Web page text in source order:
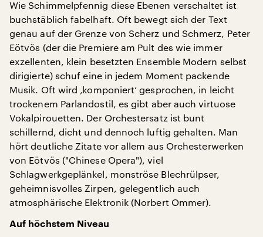
Wie Schimmelpfennig diese Ebenen verschaltet ist
buchstäblich fabelhaft. Oft bewegt sich der Text
genau auf der Grenze von Scherz und Schmerz, Peter
Eötvös (der die Premiere am Pult des wie immer
exzellenten, klein besetzten Ensemble Modern selbst
dirigierte) schuf eine in jedem Moment packende
Musik. Oft wird ‚komponiert‘ gesprochen, in leicht
trockenem Parlandostil, es gibt aber auch virtuose
Vokalpirouetten. Der Orchestersatz ist bunt
schillernd, dicht und dennoch luftig gehalten. Man
hört deutliche Zitate vor allem aus Orchesterwerken
von Eötvös ("Chinese Opera"), viel
Schlagwerkgeplänkel, monströse Blechrülpser,
geheimnisvolles Zirpen, gelegentlich auch
atmosphärische Elektronik (Norbert Ommer).
Auf höchstem Niveau